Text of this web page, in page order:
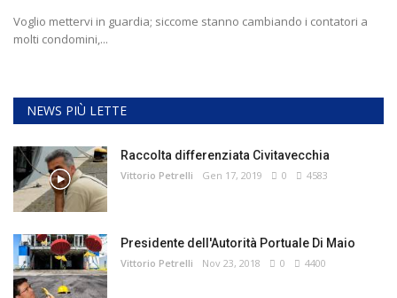
Voglio mettervi in guardia; siccome stanno cambiando i contatori a
molti condomini,...
NEWS PIÙ LETTE
Raccolta differenziata Civitavecchia
Vittorio Petrelli Gen 17, 2019 0 4583
Presidente dell'Autorità Portuale Di Maio
Vittorio Petrelli Nov 23, 2018 0 4400